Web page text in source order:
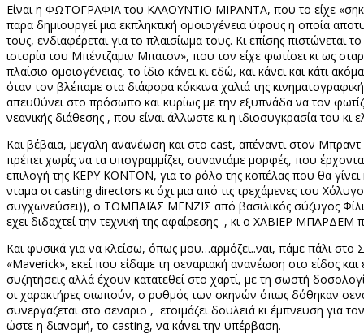
Είναι η ΦΩΤΟΓΡΑΦΙΑ του ΚΛΑΟΥΝΤΙΟ ΜΙΡΑΝΤΑ, που το είχε
παρα δημιουργεί μια εκπληκτική ομοιογένεια ύφους η οποία
τους, ενδιαφέρεται για το πλαισίωμα τους. Κι επίσης
ιστορία του Μπέντζαμιν Μπατον», που τον είχε φωτίσει κι ως σταρ
πλαίσιο ομοιογένειας, το ίδιο κάνει κι εδώ, και κάνει και κάτι
όταν τον βλέπαμε στα διάφορα κόκκινα χαλιά της
απευθύνει στο πρόσωπο και κυρίως με την εξυπνάδα να τον
νεανικής διάθεσης , που είναι άλλωστε κι η ιδιοσυγκρασία του
Και βέβαια, μεγαλη ανανέωση και στο cast, απέναντι στον Μπραντ
πρέπει χωρίς να τα υπογραμμίζει, συναντάμε μορφές, που
επιλογή της ΚΕΡΥ ΚΟΝΤΟΝ, για το ρόλο της κοπέλας που θα γίνει
νταμα οιcasting directors κι όχι μια από τις τρεχάμενες του
συγχωνεύσει)), ο ΤΟΜΠΑΪΑΣ ΜΕΝΖΙΣ από βασιλικός σύζυγος
εχει διδαχτεί την τεχνική της αφαίρεσης , κι ο ΧΑΒΙΕΡ ΜΠΑΡΔΕΜ
Και φυσικά για να κλείσω, όπως μου…αρμόζει..ναι, πάμε πάλι
«Maverick», εκεί που είδαμε τη σεναριακή ανανέωση στο είδος
συζητήσεις αλλά έχουν κατατεθεί στο χαρτί, με τη σωστή
οι χαρακτήρες σιωπούν, ο ρυθμός των σκηνών όπως δόθηκαν
συνεργαζεται στο σεναριο , ετοιμάζει δουλειά κι έμπνευση για
ώστε η διανομή, το casting, να κάνει την υπέρβαση.